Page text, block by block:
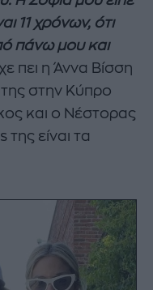
11 χρόνων, ότι
πάνω μου και
πει η Άννα Βίσση
στην Κύπρο
και ο Νέστορας
της είναι τα